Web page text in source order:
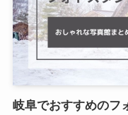
岐阜でおすすめのフ